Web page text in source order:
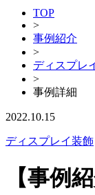
TOP
>
事例紹介
>
ディスプレ
>
事例詳細
2022.10.15
ディスプレイ装飾
【事例